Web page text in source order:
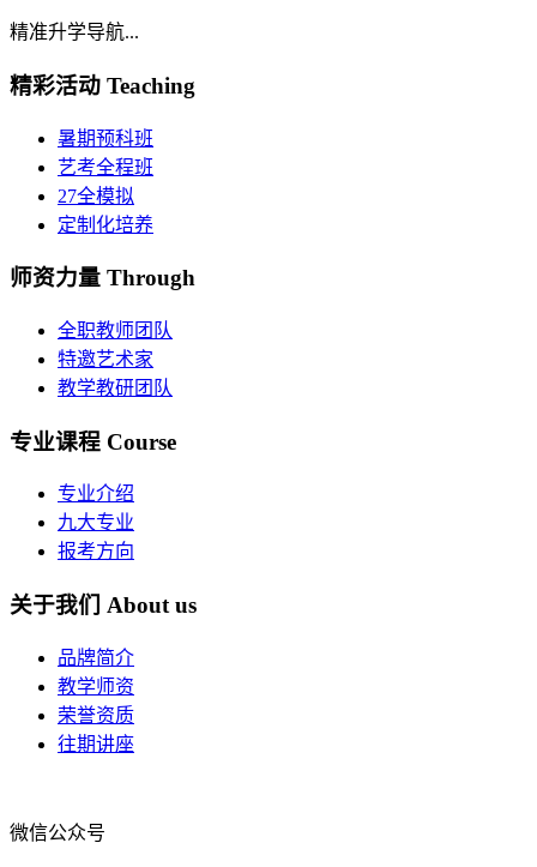
精准升学导航...
精彩活动 Teaching
暑期预科班
艺考全程班
27全模拟
定制化培养
师资力量 Through
全职教师团队
特邀艺术家
教学教研团队
专业课程 Course
专业介绍
九大专业
报考方向
关于我们 About us
品牌简介
教学师资
荣誉资质
往期讲座
微信公众号